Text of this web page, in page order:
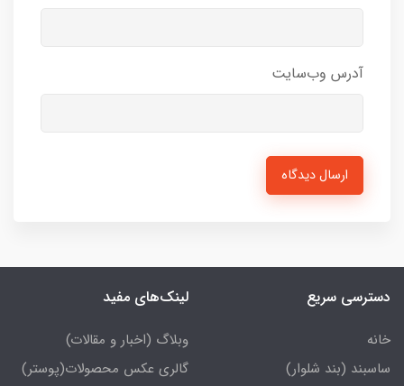
آدرس وب‌سایت
ارسال دیدگاه
دسترسی سریع
خانه
ساسبند (بند شلوار)
لینک‌های مفید
وبلاگ (اخبار و مقالات)
گالری عکس محصولات(پوستر)